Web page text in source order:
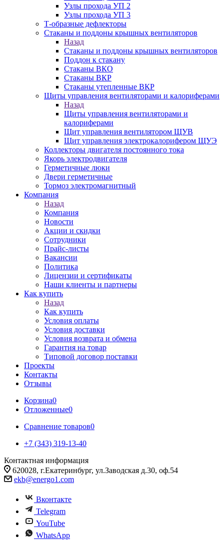
Узлы прохода УП 2
Узлы прохода УП 3
Т-образные дефлекторы
Стаканы и поддоны крышных вентиляторов
Назад
Стаканы и поддоны крышных вентиляторов
Поддон к стакану
Стаканы ВКО
Стаканы ВКР
Стаканы утепленные ВКР
Щиты управления вентиляторами и калориферами
Назад
Щиты управления вентиляторами и
калориферами
Щит управления вентилятором ЩУВ
Щит управления электрокалорифером ЩУЭ
Коллекторы двигателя постоянного тока
Якорь электродвигателя
Герметичные люки
Двери герметичные
Тормоз электромагнитный
Компания
Назад
Компания
Новости
Акции и скидки
Сотрудники
Прайс-листы
Вакансии
Политика
Лицензии и сертификаты
Наши клиенты и партнеры
Как купить
Назад
Как купить
Условия оплаты
Условия доставки
Условия возврата и обмена
Гарантия на товар
Типовой договор поставки
Проекты
Контакты
Отзывы
Корзина0
Отложенные0
Сравнение товаров0
+7 (343) 319-13-40
Контактная информация
620028, г.Екатеринбург, ул.Заводская д.30, оф.54
ekb@energo1.com
Вконтакте
Telegram
YouTube
WhatsApp